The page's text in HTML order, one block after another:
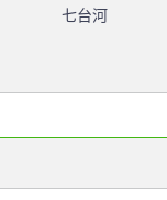
七台河